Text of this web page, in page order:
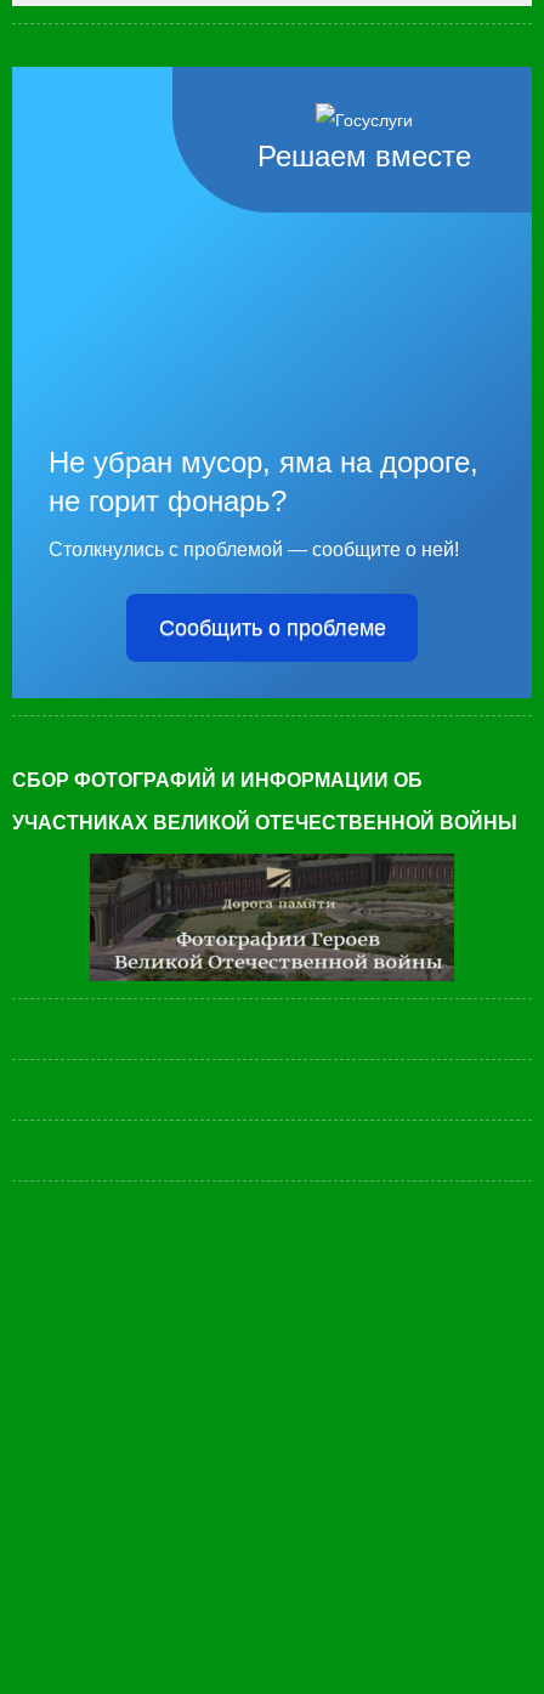
Решаем вместе
Не убран мусор, яма на дороге,
не горит фонарь?
Столкнулись с проблемой — сообщите о ней!
Сообщить о проблеме
СБОР ФОТОГРАФИЙ И ИНФОРМАЦИИ ОБ
УЧАСТНИКАХ ВЕЛИКОЙ ОТЕЧЕСТВЕННОЙ ВОЙНЫ